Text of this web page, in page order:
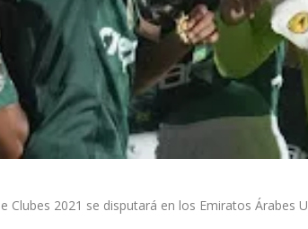
2021 se disputará en los Emiratos Árabes